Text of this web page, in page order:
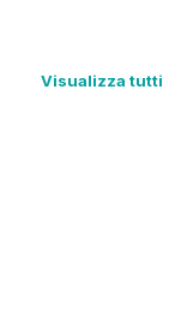
Visualizza tutti